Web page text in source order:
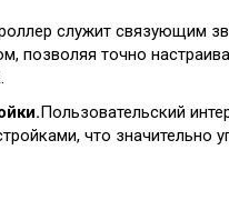
служит связующим
позволяя точно
Пользовательский
что значительно